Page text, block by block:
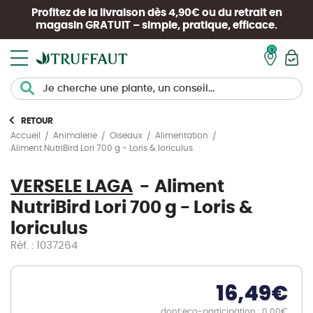
Profitez de la livraison dès 4,90€ ou du retrait en
magasin GRATUIT – simple, pratique, efficace.
RETOUR
Accueil
Animalerie Oiseaux
Alimentation
Aliment NutriBird Lori 700 g - Loris & loriculus
VERSELE LAGA
Aliment
NutriBird Lori 700 g - Loris &
loriculus
Réf. : 1037264
16,49€